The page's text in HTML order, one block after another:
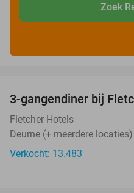
Zoek
3-gangendiner bij
Fletcher Hotels
Deurne (+ meerdere
Verkocht: 13.483